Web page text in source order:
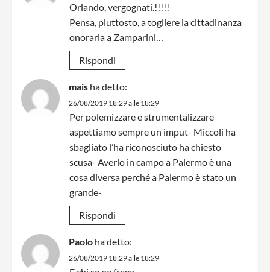
Orlando, vergognati.!!!!!
Pensa, piuttosto, a togliere la cittadinanza
onoraria a Zamparini…
Rispondi
mais ha detto:
26/08/2019 18:29 alle 18:29
Per polemizzare e strumentalizzare
aspettiamo sempre un imput- Miccoli ha
sbagliato l’ha riconosciuto ha chiesto
scusa- Averlo in campo a Palermo è una
cosa diversa perché a Palermo è stato un
grande-
Rispondi
Paolo ha detto:
26/08/2019 18:29 alle 18:29